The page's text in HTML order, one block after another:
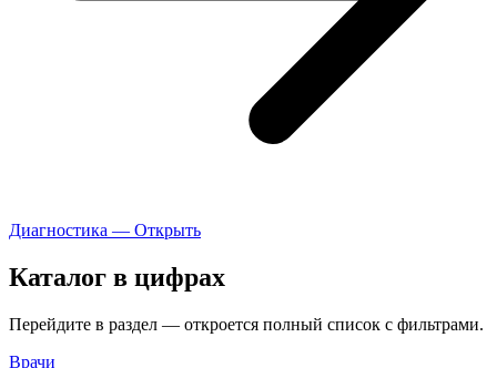
Диагностика — Открыть
Каталог в цифрах
Перейдите в раздел — откроется полный список с фильтрами.
Врачи